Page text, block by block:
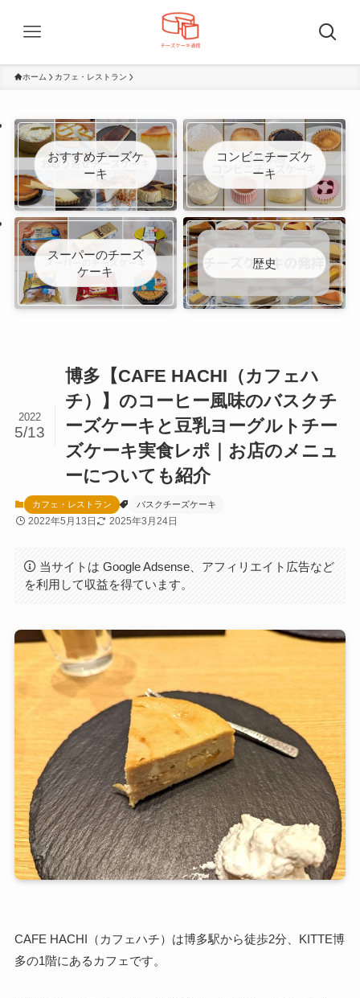
ホーム カフェ・レストラン
おすすめチーズケ
ーキ
コンビニチーズケ
ーキ
スーパーのチーズ
ケーキ
歴史
博多【CAFE HACHI（カフェハ
チ）】のコーヒー風味のバスクチ
ーズケーキと豆乳ヨーグルトチー
ズケーキ実食レポ｜お店のメニュ
ーについても紹介
2022
5/13
カフェ・レストラン バスクチーズケーキ
2022年5月13日 2025年3月24日
当サイトは Google Adsense、アフィリエイト広告など
を利用して収益を得ています。
CAFE HACHI（カフェハチ）は博多駅から徒歩2分、KITTE博
多の1階にあるカフェです。